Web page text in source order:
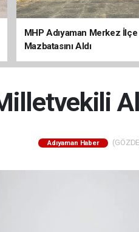
MHP Adıyaman Merkez
Mazbatasını Aldı
Adıyaman Haber